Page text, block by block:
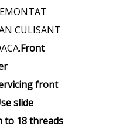
CULISANT
Front
front
slide
to 18 threads